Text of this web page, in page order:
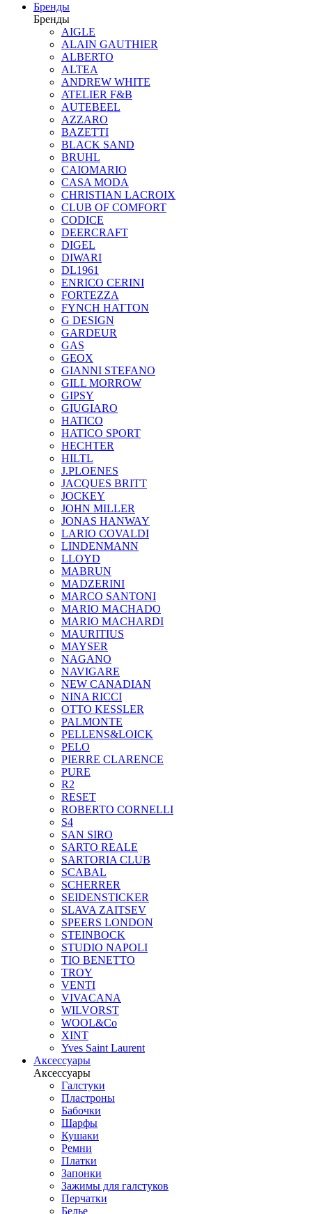
Бренды
Бренды
AIGLE
ALAIN GAUTHIER
ALBERTO
ALTEA
ANDREW WHITE
ATELIER F&B
AUTEBEEL
AZZARO
BAZETTI
BLACK SAND
BRUHL
CAIOMARIO
CASA MODA
CHRISTIAN LACROIX
CLUB OF COMFORT
CODICE
DEERCRAFT
DIGEL
DIWARI
DL1961
ENRICO CERINI
FORTEZZA
FYNCH HATTON
G DESIGN
GARDEUR
GAS
GEOX
GIANNI STEFANO
GILL MORROW
GIPSY
GIUGIARO
HATICO
HATICO SPORT
HECHTER
HILTL
J.PLOENES
JAСQUES BRITT
JOCKEY
JOHN MILLER
JONAS HANWAY
LARIO COVALDI
LINDENMANN
LLOYD
MABRUN
MADZERINI
MARCO SANTONI
MARIO MACHADO
MARIO MACHARDI
MAURITIUS
MAYSER
NAGANO
NAVIGARE
NEW CANADIAN
NINA RICCI
OTTO KESSLER
PALMONTE
PELLENS&LOICK
PELO
PIERRE CLARENCE
PURE
R2
RESET
ROBERTO CORNELLI
S4
SAN SIRO
SARTO REALE
SARTORIA CLUB
SCABAL
SCHERRER
SEIDENSTICKER
SLAVA ZAITSEV
SPEERS LONDON
STEINBOCK
STUDIO NAPOLI
TIO BENETTO
TROY
VENTI
VIVACANA
WILVORST
WOOL&Co
XINT
Yves Saint Laurent
Аксессуары
Аксессуары
Галстуки
Пластроны
Бабочки
Шарфы
Кушаки
Ремни
Платки
Запонки
Зажимы для галстуков
Перчатки
Белье